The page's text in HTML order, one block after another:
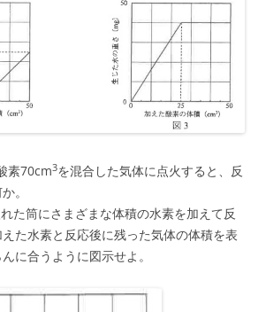
素70cm3を混合した気体に点火すると、反
。
た筒にさまざまな体積の水素を加えて反
た水素と反応後に残った気体の体積を表
に合うように図示せよ。